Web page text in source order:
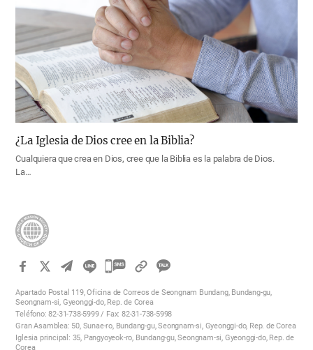
¿La Iglesia de Dios cree en la Biblia?
Cualquiera que crea en Dios, cree que la Biblia es la palabra de Dios.
La…
카
오
톡
공
Apartado Postal 119, Oficina de Correos de Seongnam Bundang, Bundang-gu,
Seongnam-si, Gyeonggi-do, Rep. de Corea
Teléfono: 82-31-738-5999 / Fax: 82-31-738-5998
Gran Asamblea: 50, Sunae-ro, Bundang-gu, Seongnam-si, Gyeonggi-do, Rep. de Corea
Iglesia principal: 35, Pangyoyeok-ro, Bundang-gu, Seongnam-si, Gyeonggi-do, Rep. de
Corea